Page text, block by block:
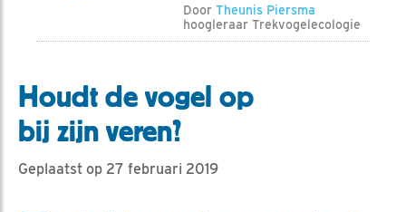
Door Theunis Piersma
hoogleraar Trekvogelecologie
Houdt de vogel op
bij zijn veren?
Geplaatst op 27 februari 2019